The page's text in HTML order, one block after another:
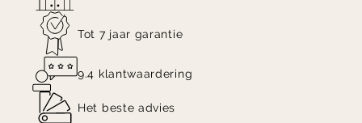
Tot 7 jaar garantie
9.4 klantwaardering
Het beste advies